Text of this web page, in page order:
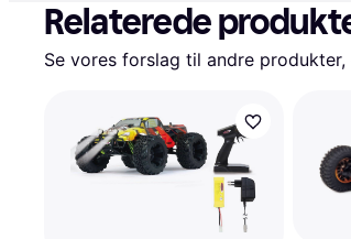
Relaterede
Se vores forslag til andre